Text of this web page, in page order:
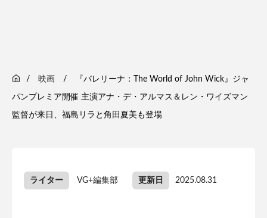
映画 『バレリーナ：The World of John Wick』ジャ
パンプレミア開催 主演アナ・デ・アルマス＆レン・ワイズマン
監督が来日、福島リラと角田夏美も登場
ライター VG+編集部 更新日 2025.08.31